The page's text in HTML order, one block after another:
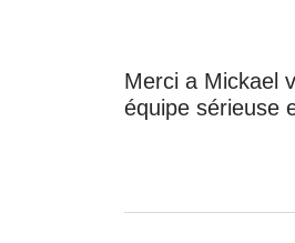
Merci a Mickael
équipe sérieuse